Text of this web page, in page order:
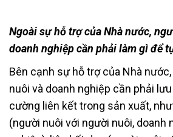
Ngoài sự hỗ trợ của Nhà nước,
doanh nghiệp cần phải làm gì để
Bên cạnh sự hỗ trợ của Nhà
nuôi và doanh nghiệp cần phải
cường liên kết trong sản xuất,
(người nuôi với người nuôi, doanh